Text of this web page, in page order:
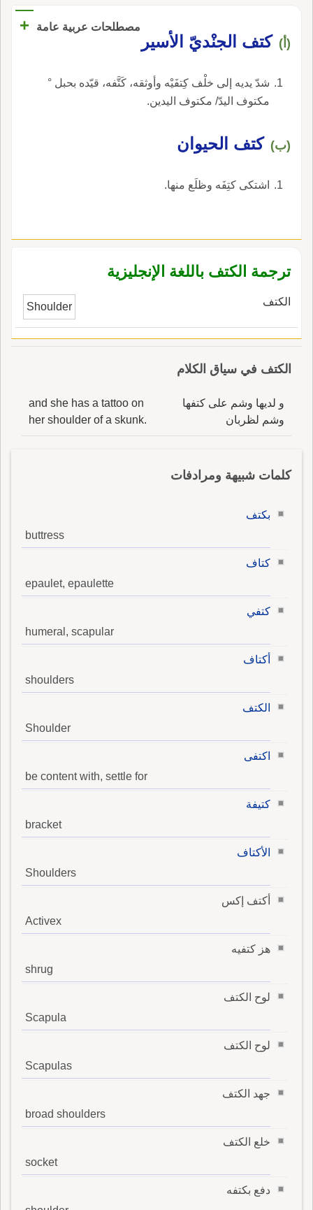
مصطلحات عربية عامة +
(أ) كتف الجنْديّ الأسير
شدّ يديه إلى خلْف كِتفَيْه وأوثقه، كَتَّفه، قيّده بحبل °
مكتوف اليدّ/ مكتوف اليدين.
(ب) كتف الحيوان
اشتكى كتِفَه وظلَع منها.
ترجمة الكتف باللغة الإنجليزية
الكتف Shoulder
الكتف في سياق الكلام
و لديها وشم على كتفها
وشم لظربان
and she has a tattoo on
her shoulder of a skunk.
كلمات شبيهة ومرادفات
بكتف
buttress
كتاف
epaulet, epaulette
كتفي
humeral, scapular
أكتاف
shoulders
الكتف
Shoulder
اكتفى
be content with, settle for
كتيفة
bracket
الأكتاف
Shoulders
أكتف إكس
Activex
هز كتفيه
shrug
لوح الكتف
Scapula
لوح الكتف
Scapulas
جهد الكتف
broad shoulders
خلع الكتف
socket
دفع بكتفه